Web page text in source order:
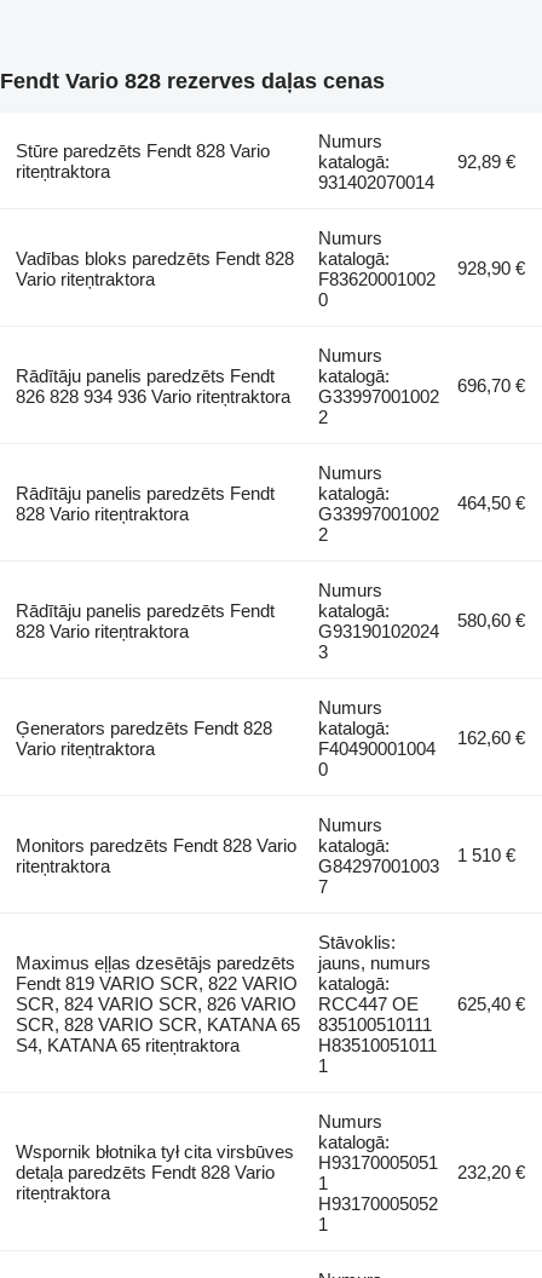
Fendt Vario 828 rezerves daļas cenas
Stūre paredzēts Fendt 828 Vario
riteņtraktora
Numurs
katalogā:
931402070014
92,89 €
Vadības bloks paredzēts Fendt 828
Vario riteņtraktora
Numurs
katalogā:
F83620001002
0
928,90 €
Rādītāju panelis paredzēts Fendt
826 828 934 936 Vario riteņtraktora
Numurs
katalogā:
G33997001002
2
696,70 €
Rādītāju panelis paredzēts Fendt
828 Vario riteņtraktora
Numurs
katalogā:
G33997001002
2
464,50 €
Rādītāju panelis paredzēts Fendt
828 Vario riteņtraktora
Numurs
katalogā:
G93190102024
3
580,60 €
Ģenerators paredzēts Fendt 828
Vario riteņtraktora
Numurs
katalogā:
F40490001004
0
162,60 €
Monitors paredzēts Fendt 828 Vario
riteņtraktora
Numurs
katalogā:
G84297001003
7
1 510 €
Maximus eļļas dzesētājs paredzēts
Fendt 819 VARIO SCR, 822 VARIO
SCR, 824 VARIO SCR, 826 VARIO
SCR, 828 VARIO SCR, KATANA 65
S4, KATANA 65 riteņtraktora
Stāvoklis:
jauns, numurs
katalogā:
RCC447 OE
835100510111
H83510051011
1
625,40 €
Wspornik błotnika tył cita virsbūves
detaļa paredzēts Fendt 828 Vario
riteņtraktora
Numurs
katalogā:
H93170005051
1
H93170005052
1
232,20 €